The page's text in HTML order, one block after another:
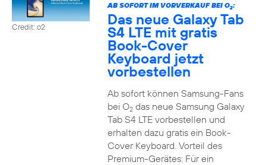
Credit: o2
AB SOFORT IM VORVERKAUF BEI O2:
Das neue Galaxy Tab
S4 LTE mit gratis
Book-Cover
Keyboard jetzt
vorbestellen
Ab sofort können Samsung-Fans
bei O2das neue Samsung Galaxy
Tab S4 LTE vorbestellen und
erhalten dazu gratis ein Book-
Cover Keyboard. Vorteil des
Premium-Gerätes: Für ein